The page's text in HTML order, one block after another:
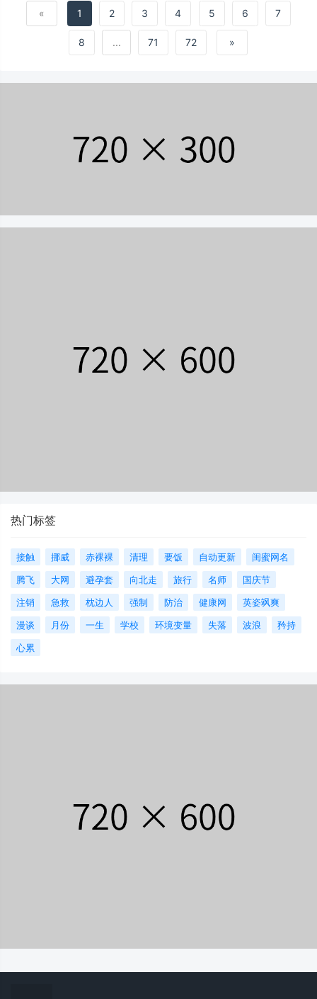
集和分析工具使用的多个方面；第二篇列举了
介绍了故障的背景、发生、发展，以及最终的
故障排除过程。其目的在于维护网络安全，通
中的各种复杂的故障；第三篇重点讲述了网络
« 1 2 3 4 5 6 7
8 ... 71 72 »
热门标签
接触 挪威 赤裸裸 清理 要饭 自动更新
闺蜜网名
腾飞
大网 避孕套 向北走 旅行 名师
国庆节
注销
急救 枕边人 强制 防治 健康网
英姿飒爽
漫谈
月份 一生 学校 环境变量 失落 波浪
矜持
心累